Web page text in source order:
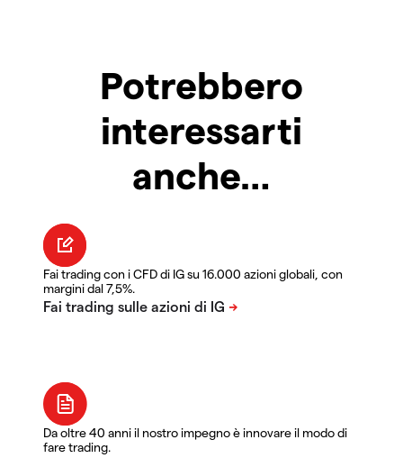
Potrebbero
interessarti
anche…
Fai trading con i CFD di IG su 16.000 azioni globali, con
margini dal 7,5%.
Da oltre 40 anni il nostro impegno è innovare il modo di
fare trading.